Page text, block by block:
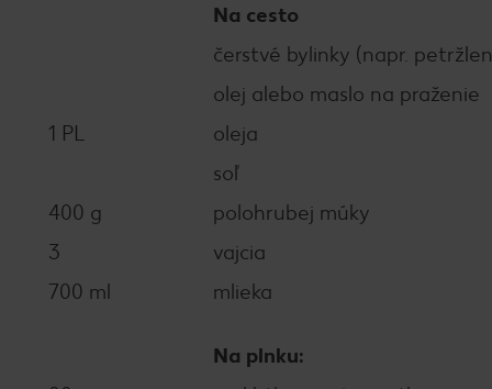
Na cesto
čerstvé bylinky (napr.
olej alebo maslo na praženie
1 PL
oleja
soľ
400 g
polohrubej múky
3
vajcia
700 ml
mlieka
Na plnku: